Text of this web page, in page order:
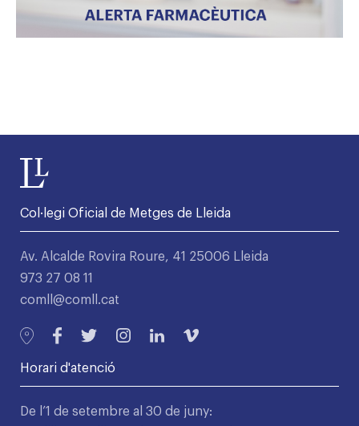
Col·legi Oficial de Metges de Lleida
Av. Alcalde Rovira Roure, 41 25006 Lleida
973 27 08 11
comll@comll.cat
Horari d'atenció
De l’1 de setembre al 30 de juny: